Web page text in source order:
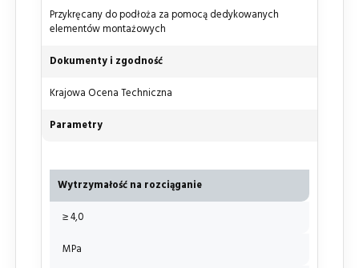
Przykręcany do podłoża za pomocą dedykowanych
elementów montażowych
Dokumenty i zgodność
Krajowa Ocena Techniczna
Parametry
Wytrzymałość na rozciąganie
≥ 4,0
MPa